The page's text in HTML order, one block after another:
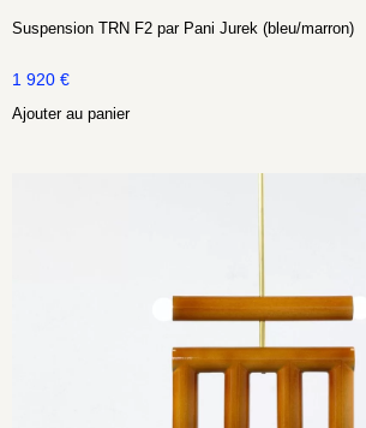
Suspension TRN F2 par Pani Jurek (bleu/marron)
1 920 €
Ajouter au panier